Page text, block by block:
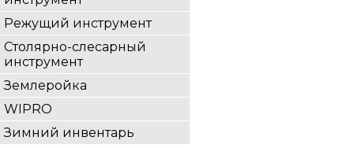
Режущий инструмент
Столярно-слесарный
инструмент
Землеройка
WIPRO
Зимний инвентарь